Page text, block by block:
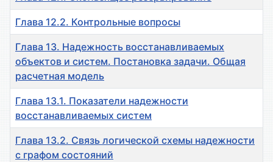
Глава 12.2. Контрольные вопросы
Глава 13. Надежность восстанавливаемых
объектов и систем. Постановка задачи. Общая
расчетная модель
Глава 13.1. Показатели надежности
восстанавливаемых систем
Глава 13.2. Связь логической схемы надежности
с графом состояний